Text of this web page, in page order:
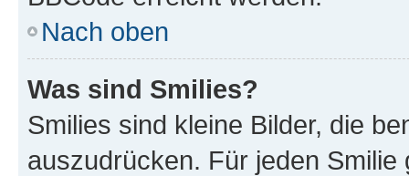
Nach oben
Was sind Smilies?
Smilies sind kleine Bilder, die
auszudrücken. Für jeden